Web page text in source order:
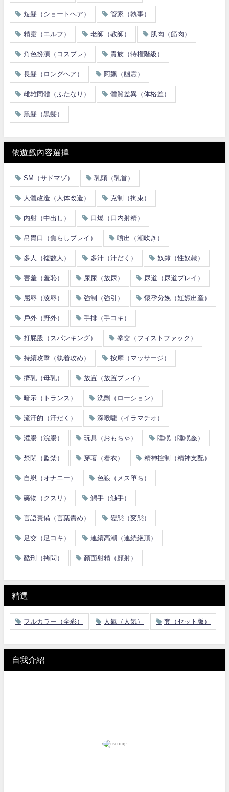
短髮（ショートヘア） 管家（執事）
精靈（エルフ） 老師（教師） 肌肉（筋肉）
角色扮演（コスプレ） 貴族（特権階級）
長髮（ロングヘア） 阿飄（幽霊）
雌雄同體（ふたなり） 體質差異（体格差）
黑髮（黒髪）
依遊戲內容選擇
SM（サドマゾ） 乳頭（乳首）
人體改造（人体改造） 克制（拘束）
内射（中出し） 口爆（口内射精）
吊胃口（焦らしプレイ） 噴出（潮吹き）
多人（複数人） 多汁（汁だく） 奴隸（性奴隷）
害羞（羞恥） 尿尿（放尿） 尿道（尿道プレイ）
屈辱（凌辱） 強制（強引） 懷孕分娩（妊娠出産）
戶外（野外） 手排（手コキ）
打屁股（スパンキング） 拳交（フィストファック）
持續攻擊（執着攻め） 按摩（マッサージ）
擠乳（母乳） 放置（放置プレイ）
暗示（トランス） 洗劑（ローション）
流汗的（汗だく） 深喉嚨（イラマチオ）
灌腸（浣腸） 玩具（おもちゃ） 睡眠（睡眠姦）
禁閉（監禁） 穿著（着衣） 精神控制（精神支配）
自慰（オナニー） 色狼（メス堕ち）
藥物（クスリ） 觸手（触手）
言語責備（言葉責め） 變態（変態）
足交（足コキ） 連續高潮（連続絶頂）
酷刑（拷問） 顏面射精（顔射）
精選
フルカラー（全彩） 人氣（人気） 套（セット版）
自我介紹